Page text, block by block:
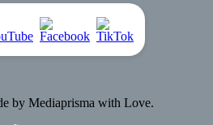
by Mediaprisma with Love.